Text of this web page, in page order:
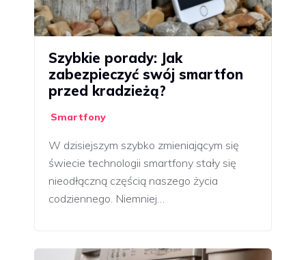
Szybkie porady: Jak
zabezpieczyć swój smartfon
przed kradzieżą?
Smartfony
W dzisiejszym szybko zmieniającym się
świecie technologii smartfony stały się
nieodłączną częścią naszego życia
codziennego. Niemniej…